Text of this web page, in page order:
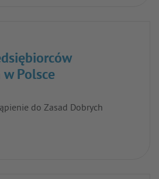
Polsce
do Zasad Dobrych